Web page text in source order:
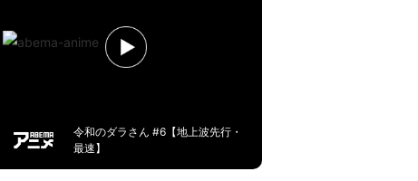
令和のダラさん #6【地上波先行・
最速】